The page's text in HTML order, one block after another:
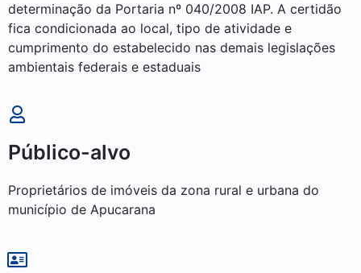
determinação da Portaria nº 040/2008 IAP. A certidão
fica condicionada ao local, tipo de atividade e
cumprimento do estabelecido nas demais legislações
ambientais federais e estaduais
Público-alvo
Proprietários de imóveis da zona rural e urbana do
município de Apucarana